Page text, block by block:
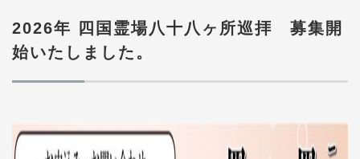
2026年 四国霊場八十八ヶ所巡拝 募集開
始いたしました。